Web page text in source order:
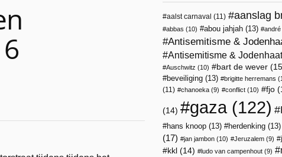
aalst carnaval (11) aanslag
abbas (10) abou jahjah (13) andré
Antisemitisme &
Antisemitisme & Jodenhaat
Auschwitz (10) bart de wever
beveiliging (13) brigitte herremans
(11)
chanoeka (9) conflict (10) fjo
(14) gaza(122)
hans knoop (13) herdenking (13)
(17)
jan jambon (10) Jeruzalem (9)
kkl (14) ludo van campenhout (9)